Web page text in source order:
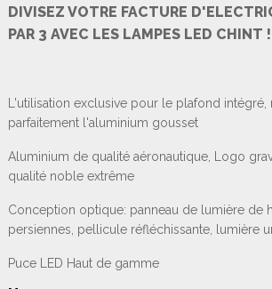
DIVISEZ VOTRE FACTURE
PAR 3 AVEC LES LAMPES LED CHINT !
L'utilisation exclusive pour le plafond
parfaitement l'aluminium gousset
Aluminium de qualité aéronautique, Logo
qualité noble extrême
Conception optique: panneau de lumière de
persiennes, pellicule réfléchissante, lumière
Puce LED Haut de gamme